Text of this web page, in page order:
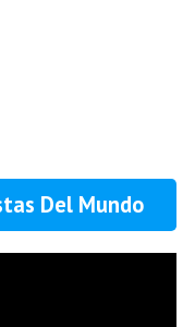
Del Mundo